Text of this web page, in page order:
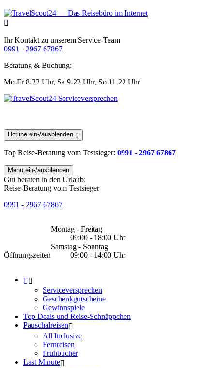
Ihr Kontakt zu unserem Service-Team
0991 - 2967 67867
Beratung & Buchung:
Mo-Fr 8-22 Uhr, Sa 9-22 Uhr, So 11-22 Uhr
Hotline ein-/ausblenden
Top Reise-Beratung vom Testsieger: 0991 - 2967 67867
Menü ein-/ausblenden
Gut beraten in den Urlaub:
Reise-Beratung vom Testsieger
0991 - 2967 67867
Öffnungszeiten
Montag - Freitag
09:00 - 18:00 Uhr
Samstag - Sonntag
09:00 - 14:00 Uhr
Serviceversprechen
Geschenkgutscheine
Gewinnspiele
Top Deals und Reise-Schnäppchen
Pauschalreisen
All Inclusive
Fernreisen
Frühbucher
Last Minute